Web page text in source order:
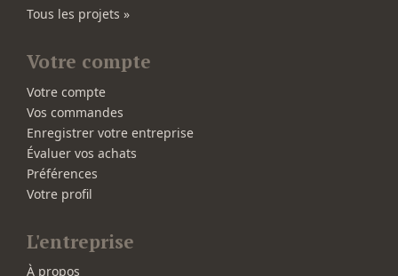
Tous les projets »
Votre compte
Votre compte
Vos commandes
Enregistrer votre entreprise
Évaluer vos achats
Préférences
Votre profil
L'entreprise
À propos